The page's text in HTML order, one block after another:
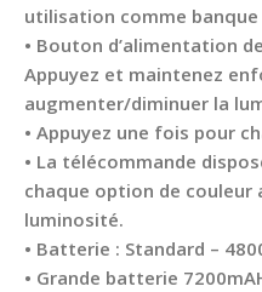
utilisation comme
• Bouton d’alimentation
Appuyez et maintenez
augmenter/diminuer la
• Appuyez une fois pour
• La télécommande
chaque option de couleur
luminosité.
• Batterie : Standard –
• Grande batterie